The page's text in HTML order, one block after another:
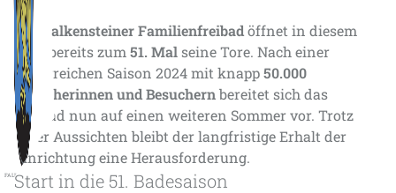
FALKENSTEIN
Das Falkensteiner Familienfreibadöffnet in diesem
Jahr bereits zum 51. Malseine Tore. Nach einer
erfolgreichen Saison 2024 mit knapp50.000
Besucherinnen und Besuchernbereitet sich das
Freibad nun auf einen weiteren Sommer vor. Trotz
guter Aussichten bleibt der langfristige Erhalt der
Einrichtung eine Herausforderung.
Start in die 51. Badesaison